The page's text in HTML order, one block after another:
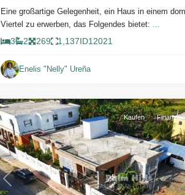
Eine großartige Gelegenheit, ein Haus in einem
Viertel zu erwerben, das Folgendes bietet:
3 2 269 1,137ID12021
Enelis "Nelly" Ureña
Sabaneta,
Sabaneta
de
Vorherige
Kaufen